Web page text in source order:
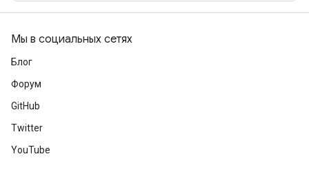
Мы в социальных сетях
Блог
Форум
GitHub
Twitter
YouTube